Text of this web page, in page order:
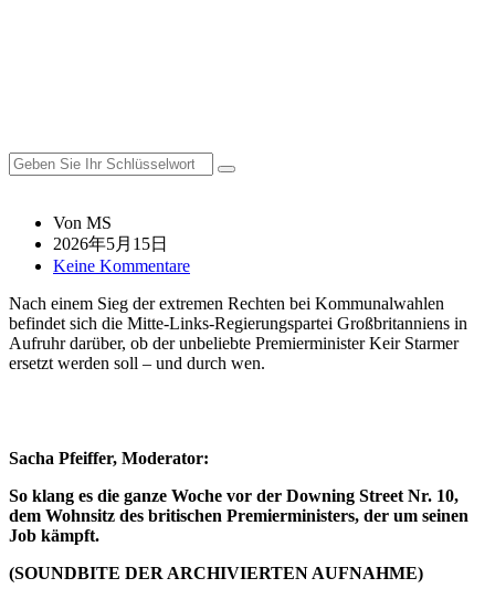
Von MS
2026年5月15日
Keine Kommentare
Nach einem Sieg der extremen Rechten bei Kommunalwahlen
befindet sich die Mitte-Links-Regierungspartei Großbritanniens in
Aufruhr darüber, ob der unbeliebte Premierminister Keir Starmer
ersetzt werden soll – und durch wen.
Sacha Pfeiffer, Moderator:
So klang es die ganze Woche vor der Downing Street Nr. 10,
dem Wohnsitz des britischen Premierministers, der um seinen
Job kämpft.
(SOUNDBITE DER ARCHIVIERTEN AUFNAHME)